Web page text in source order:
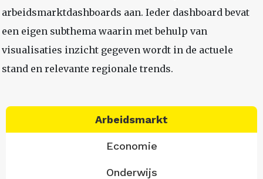
arbeidsmarktdashboards aan. Ieder dashboard bevat
een eigen subthema waarin met behulp van
visualisaties inzicht gegeven wordt in de actuele
stand en relevante regionale trends.
Arbeidsmarkt
Economie
Onderwijs